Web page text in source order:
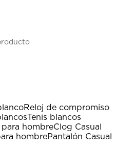
Reloj de compromiso
Tenis blancos
para hombreClog Casual
hombrePantalón Casual